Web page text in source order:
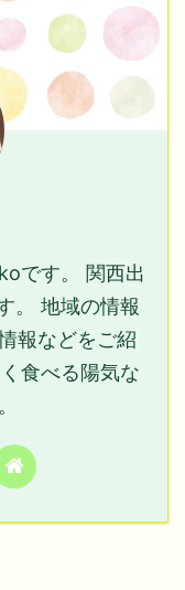
です。 関西出
。 地域の情報
報などをご紹
食べる陽気な